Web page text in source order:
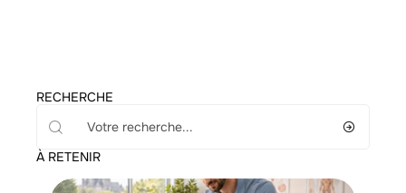
RECHERCHE
À RETENIR